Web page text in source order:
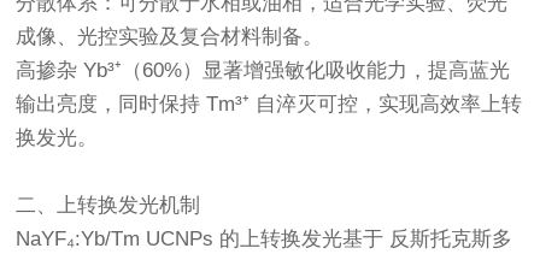
成像、光控实验及复合材料制备。
高掺杂 Yb³⁺（60%）显著增强敏化吸收能力，提高蓝光
输出亮度，同时保持 Tm³⁺ 自淬灭可控，实现高效率上转
换发光。
二、上转换发光机制
NaYF₄:Yb/Tm UCNPs 的上转换发光基于 反斯托克斯多